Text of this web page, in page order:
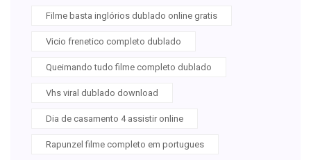
Filme basta inglórios dublado online gratis
Vicio frenetico completo dublado
Queimando tudo filme completo dublado
Vhs viral dublado download
Dia de casamento 4 assistir online
Rapunzel filme completo em portugues